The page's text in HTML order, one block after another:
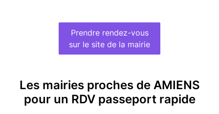
Prendre rendez-vous
sur le site de la mairie
Les mairies proches de AMIENS
pour un RDV passeport rapide